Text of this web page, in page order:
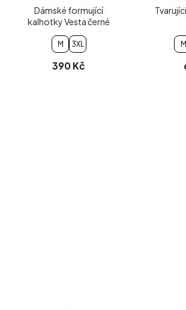
Dámské formující
kalhotky Vesta černé
M 3XL
390 Kč
M